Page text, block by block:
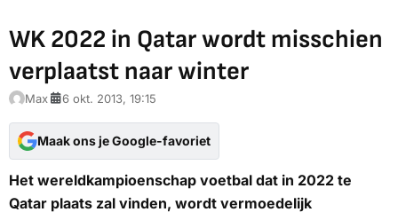
WK 2022 in Qatar wordt misschien
verplaatst naar winter
Max 6 okt. 2013, 19:15
Maak ons je Google-favoriet
Het wereldkampioenschap voetbal dat in 2022 te
Qatar plaats zal vinden, wordt vermoedelijk